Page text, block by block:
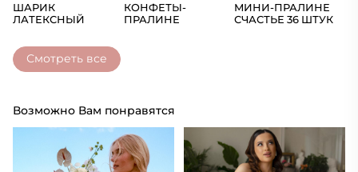
ШАРИК
ЛАТЕКСНЫЙ
КОНФЕТЫ-
ПРАЛИНЕ
МИНИ-ПРАЛИНЕ
СЧАСТЬЕ 36 ШТУК
Смотреть все
Возможно Вам понравятся